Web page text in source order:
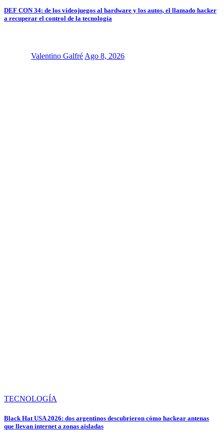
DEF CON 34: de los videojuegos al hardware y los autos, el llamado hacker
a recuperar el control de la tecnología
Valentino Galfré Ago 8, 2026
TECNOLOGÍA
Black Hat USA 2026: dos argentinos descubrieron cómo hackear antenas
que llevan internet a zonas aisladas